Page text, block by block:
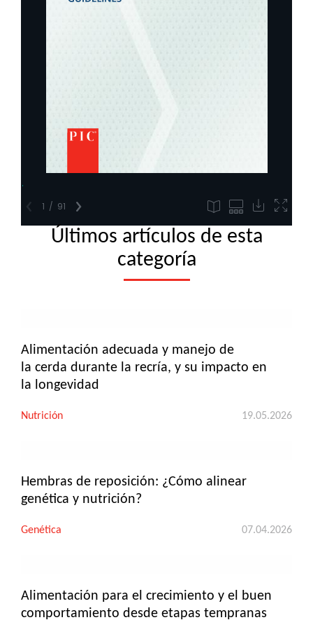
Últimos artículos de esta
categoría
Alimentación adecuada y manejo de
la cerda durante la recría, y su impacto en
la longevidad
Nutrición 19.05.2026
Hembras de reposición: ¿Cómo alinear
genética y nutrición?
Genética 07.04.2026
Alimentación para el crecimiento y el buen
comportamiento desde etapas tempranas